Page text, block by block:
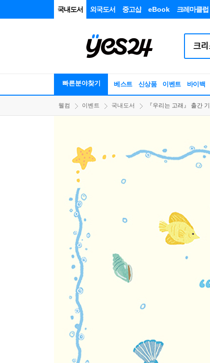
국내도서 외국도서 중고샵 eBook 크레마클럽
빠른분야찾기 베스트 신상품 이벤트 바이백
웰컴 이벤트 국내도서 『우리는 고래』 출간